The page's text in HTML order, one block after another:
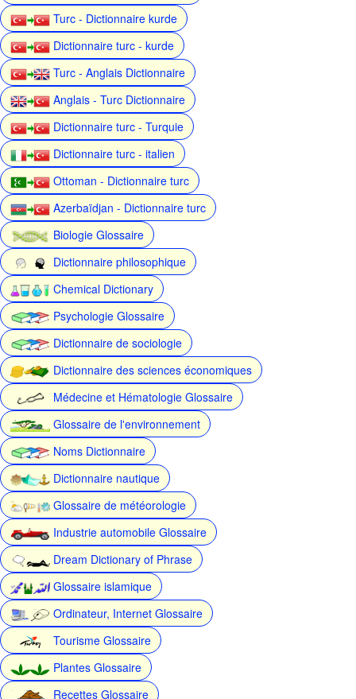
Turc - Dictionnaire kurde
Dictionnaire turc - kurde
Turc - Anglais Dictionnaire
Anglais - Turc Dictionnaire
Dictionnaire turc - Turquie
Dictionnaire turc - italien
Ottoman - Dictionnaire turc
Azerbaïdjan - Dictionnaire turc
Biologie Glossaire
Dictionnaire philosophique
Chemical Dictionary
Psychologie Glossaire
Dictionnaire de sociologie
Dictionnaire des sciences économiques
Médecine et Hématologie Glossaire
Glossaire de l'environnement
Noms Dictionnaire
Dictionnaire nautique
Glossaire de météorologie
Industrie automobile Glossaire
Dream Dictionary of Phrase
Glossaire islamique
Ordinateur, Internet Glossaire
Tourisme Glossaire
Plantes Glossaire
Recettes Glossaire